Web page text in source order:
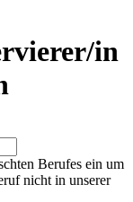
in
Berufes ein um
nicht in unserer